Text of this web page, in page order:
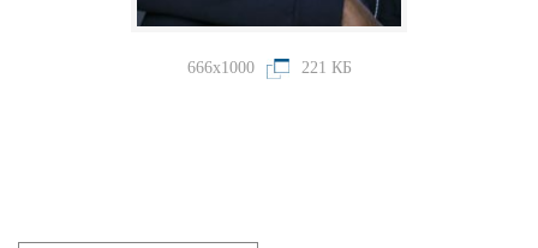
666x1000 221 КБ